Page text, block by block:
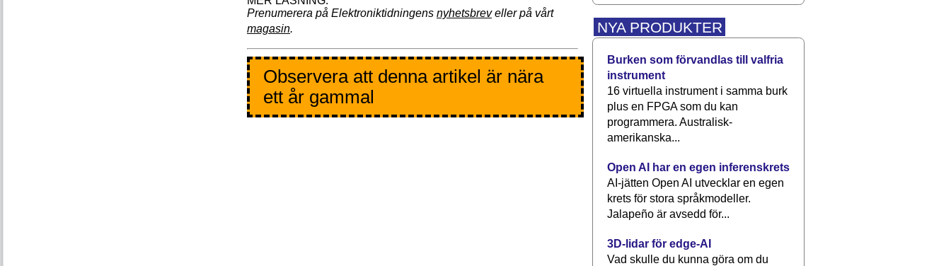
Prenumerera på Elektroniktidningens nyhetsbreveller på vårt
magasin.
Observera att denna artikel är nära
ett år gammal
NYA PRODUKTER
Burken som förvandlas till valfria
instrument
16 virtuella instrument i samma burk
plus en FPGA som du kan
programmera. Australisk-
amerikanska...
Open AI har en egen inferenskrets
AI-jätten Open AI utvecklar en egen
krets för stora språkmodeller.
Jalapeño är avsedd för...
3D-lidar för edge-AI
Vad skulle du kunna göra om du